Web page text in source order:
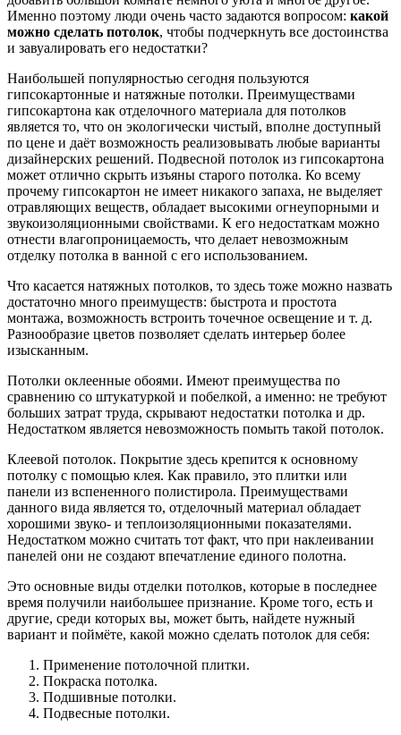
Именно поэтому люди очень часто задаются вопросом: какой
можно сделать потолок, чтобы подчеркнуть все достоинства
и завуалировать его недостатки?
Наибольшей популярностью сегодня пользуются
гипсокартонные и натяжные потолки. Преимуществами
гипсокартона как отделочного материала для потолков
является то, что он экологически чистый, вполне доступный
по цене и даёт возможность реализовывать любые варианты
дизайнерских решений. Подвесной потолок из гипсокартона
может отлично скрыть изъяны старого потолка. Ко всему
прочему гипсокартон не имеет никакого запаха, не выделяет
отравляющих веществ, обладает высокими огнеупорными и
звукоизоляционными свойствами. К его недостаткам можно
отнести влагопроницаемость, что делает невозможным
отделку потолка в ванной с его использованием.
Что касается натяжных потолков, то здесь тоже можно назвать
достаточно много преимуществ: быстрота и простота
монтажа, возможность встроить точечное освещение и т. д.
Разнообразие цветов позволяет сделать интерьер более
изысканным.
Потолки оклеенные обоями. Имеют преимущества по
сравнению со штукатуркой и побелкой, а именно: не требуют
больших затрат труда, скрывают недостатки потолка и др.
Недостатком является невозможность помыть такой потолок.
Клеевой потолок. Покрытие здесь крепится к основному
потолку с помощью клея. Как правило, это плитки или
панели из вспененного полистирола. Преимуществами
данного вида является то, отделочный материал обладает
хорошими звуко- и теплоизоляционными показателями.
Недостатком можно считать тот факт, что при наклеивании
панелей они не создают впечатление единого полотна.
Это основные виды отделки потолков, которые в последнее
время получили наибольшее признание. Кроме того, есть и
другие, среди которых вы, может быть, найдете нужный
вариант и поймёте, какой можно сделать потолок для себя:
Применение потолочной плитки.
Покраска потолка.
Подшивные потолки.
Подвесные потолки.